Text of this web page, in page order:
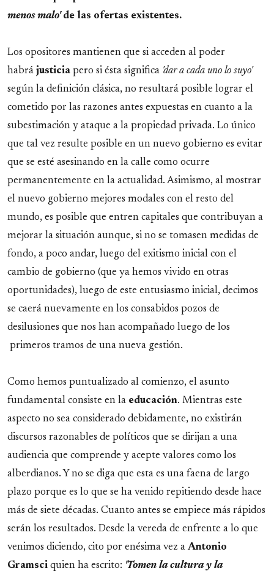
menos malo'de las ofertas existentes.
Los opositores mantienen que si acceden al poder
habrá justicia pero si ésta significa 'dar a cada uno lo suyo'
según la definición clásica, no resultará posible lograr el
cometido por las razones antes expuestas en cuanto a la
subestimación y ataque a la propiedad privada. Lo único
que tal vez resulte posible en un nuevo gobierno es evitar
que se esté asesinando en la calle como ocurre
permanentemente en la actualidad. Asimismo, al mostrar
el nuevo gobierno mejores modales con el resto del
mundo, es posible que entren capitales que contribuyan a
mejorar la situación aunque, si no se tomasen medidas de
fondo, a poco andar, luego del exitismo inicial con el
cambio de gobierno (que ya hemos vivido en otras
oportunidades), luego de este entusiasmo inicial, decimos
se caerá nuevamente en los consabidos pozos de
desilusiones que nos han acompañado luego de los
primeros tramos de una nueva gestión.
Como hemos puntualizado al comienzo, el asunto
fundamental consiste en la educación. Mientras este
aspecto no sea considerado debidamente, no existirán
discursos razonables de políticos que se dirijan a una
audiencia que comprende y acepte valores como los
alberdianos. Y no se diga que esta es una faena de largo
plazo porque es lo que se ha venido repitiendo desde hace
más de siete décadas. Cuanto antes se empiece más rápidos
serán los resultados. Desde la vereda de enfrente a lo que
venimos diciendo, cito por enésima vez a Antonio
Gramsci quien ha escrito: 'Tomen la cultura y la